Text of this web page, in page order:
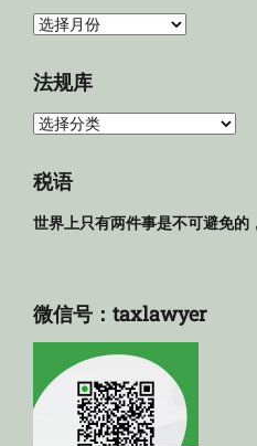
归
法规库
法
库
税语
世界上只有两件事是不可避免的
微信号：taxlawyer